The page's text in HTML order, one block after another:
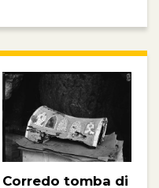
Corredo tomba di